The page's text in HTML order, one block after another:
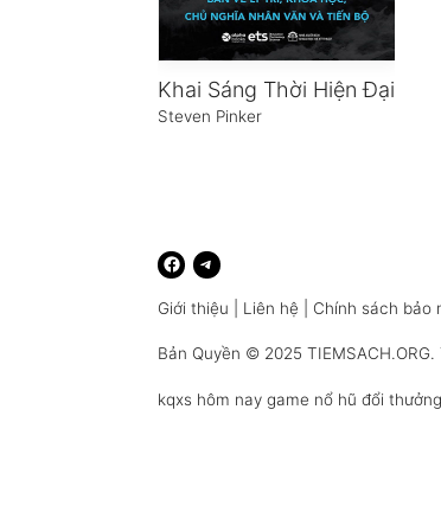
Khai Sáng Thời Hiện Đại
Steven Pinker
Giới thiệu Liên hệ Chính sách bảo
Bản Quyền © 2025TIEMSACH.ORG.
kqxs hôm nay game nổ hũ đổi thưởng